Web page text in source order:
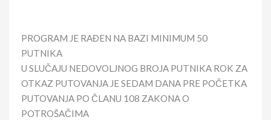
PROGRAM JE RAĐEN NA BAZI MINIMUM 50
PUTNIKA
U SLUČAJU NEDOVOLJNOG BROJA PUTNIKA ROK ZA
OTKAZ PUTOVANJA JE SEDAM DANA PRE POČETKA
PUTOVANJA PO ČLANU 108 ZAKONA O
POTROŠAČIMA